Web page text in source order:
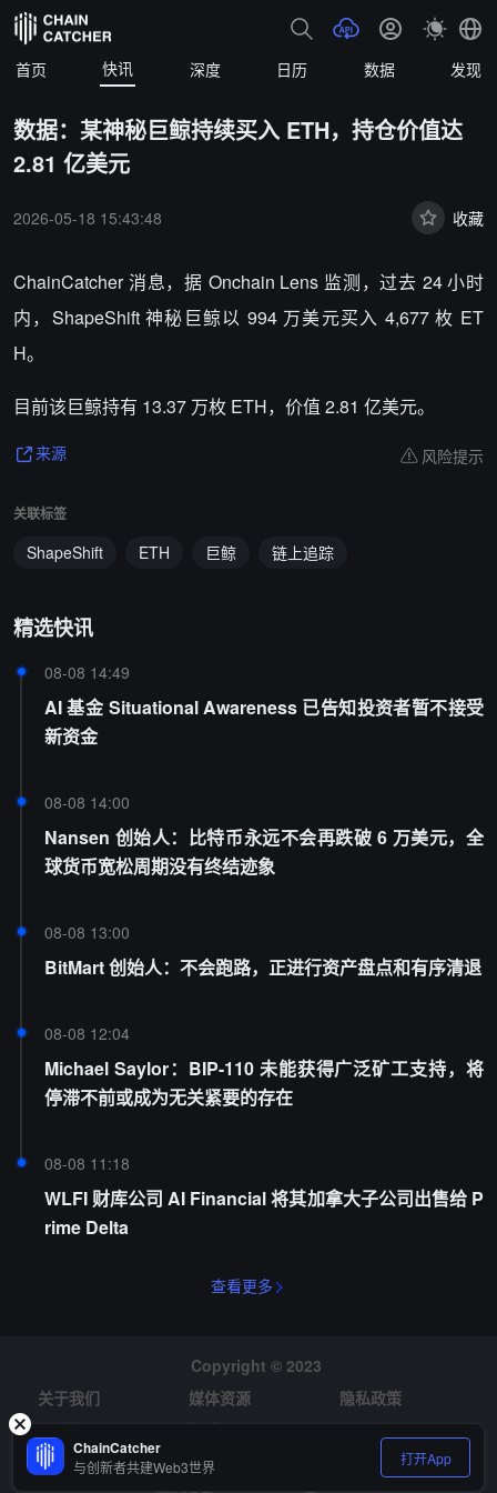
首页 快讯 深度 日历 数据 发现
数据：某神秘巨鲸持续买入 ETH，持仓价值达
2.81 亿美元
2026-05-18 15:43:48 收藏
ChainCatcher 消息，据 Onchain Lens 监测，过去 24 小时
内，ShapeShift 神秘巨鲸以 994 万美元买入 4,677 枚 ET
H。
目前该巨鲸持有 13.37 万枚 ETH，价值 2.81 亿美元。
来源 风险提示
关联标签
ShapeShift ETH 巨鲸 链上追踪
精选快讯
08-08 14:49
AI 基金 Situational Awareness 已告知投资者暂不接受
新资金
08-08 14:00
Nansen 创始人：比特币永远不会再跌破 6 万美元，全
球货币宽松周期没有终结迹象
08-08 13:00
BitMart 创始人：不会跑路，正进行资产盘点和有序清退
08-08 12:04
Michael Saylor：BIP-110 未能获得广泛矿工支持，将
停滞不前或成为无关紧要的存在
08-08 11:18
WLFI 财库公司 AI Financial 将其加拿大子公司出售给 P
rime Delta
查看更多
Copyright © 2023
关于我们
媒体资源
隐私政策
风险提示
招聘
ChainCatcher
与创新者共建Web3世界 打开App